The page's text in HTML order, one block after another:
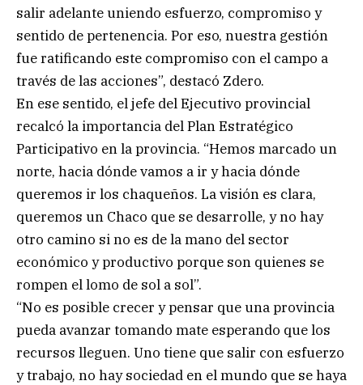
salir adelante uniendo esfuerzo, compromiso y
sentido de pertenencia. Por eso, nuestra gestión
fue ratificando este compromiso con el campo a
través de las acciones”, destacó Zdero.
En ese sentido, el jefe del Ejecutivo provincial
recalcó la importancia del Plan Estratégico
Participativo en la provincia. “Hemos marcado un
norte, hacia dónde vamos a ir y hacia dónde
queremos ir los chaqueños. La visión es clara,
queremos un Chaco que se desarrolle, y no hay
otro camino si no es de la mano del sector
económico y productivo porque son quienes se
rompen el lomo de sol a sol”.
“No es posible crecer y pensar que una provincia
pueda avanzar tomando mate esperando que los
recursos lleguen. Uno tiene que salir con esfuerzo
y trabajo, no hay sociedad en el mundo que se haya